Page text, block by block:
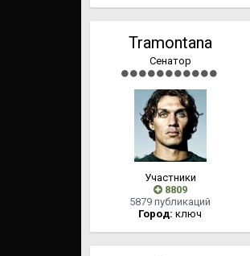
Tramontana
Сенатор
Участники
8809
5879 публикаций
Город: ключ